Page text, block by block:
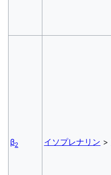
β2 イソプレナリン >